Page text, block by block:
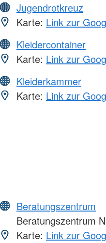
Jugendrotkreuz
Karte: Link zur
Kleidercontainer
Karte: Link zur
Kleiderkammer
Karte: Link zur
Beratungszentrum
Beratungszentrum
Karte: Link zur